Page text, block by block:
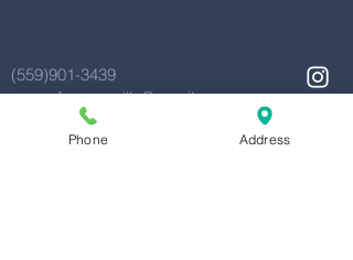
(559)901-3439
cogopfarmersville@gmail.com
417 N Magnolia Ave
Farmersville, CA 93223
Phone Address